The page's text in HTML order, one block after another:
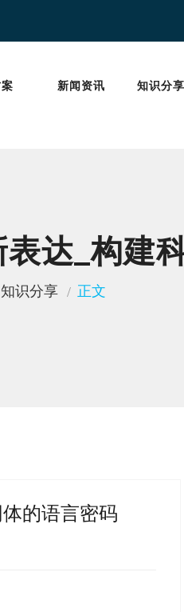
新闻资讯 知识分享
达_构建
知识分享 正文
的语言密码